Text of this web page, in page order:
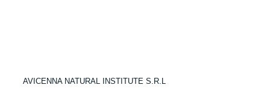
AVICENNA NATURAL INSTITUTE S.R.L